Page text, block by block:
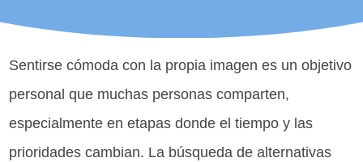
Sentirse cómoda con la propia imagen es un objetivo
personal que muchas personas comparten,
especialmente en etapas donde el tiempo y las
prioridades cambian. La búsqueda de alternativas